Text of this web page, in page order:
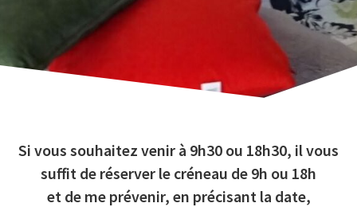
Si vous souhaitez venir à 9h30 ou 18h30, il vous
suffit de réserver le créneau de 9h ou 18h
et de me prévenir, en précisant la date,